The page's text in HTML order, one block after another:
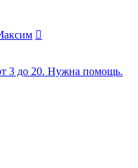
3 до 20. Нужна помощь.